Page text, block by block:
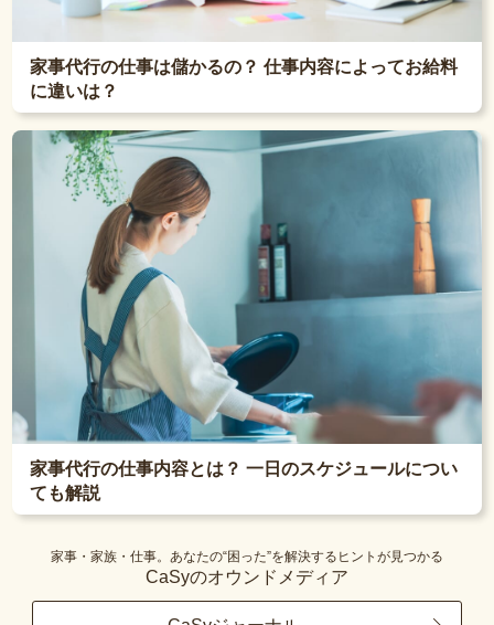
家事代行の仕事は儲かるの？ 仕事内容によってお給料
に違いは？
家事代行の仕事内容とは？ 一日のスケジュールについ
ても解説
家事・家族・仕事。あなたの“困った”を解決するヒントが見つかる
CaSyのオウンドメディア